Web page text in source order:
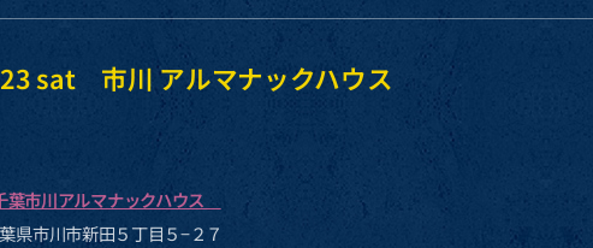
sat 市川 アルマナックハウス
葉市川アルマナックハウス
県市川市新田５丁目５−２７